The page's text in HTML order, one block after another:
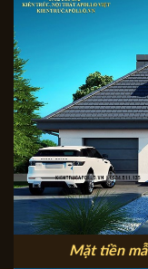
Mặt tiền